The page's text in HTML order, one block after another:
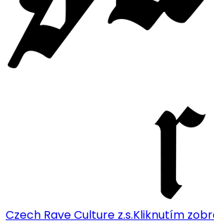
Czech Rave Culture z.s.Kliknutím